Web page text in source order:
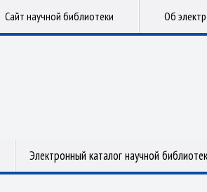
Сайт научной библиотеки Об
Электронный каталог научной